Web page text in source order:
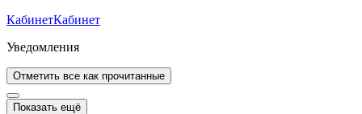
КабинетКабинет
Уведомления
Отметить все как прочитанные
Показать ещё